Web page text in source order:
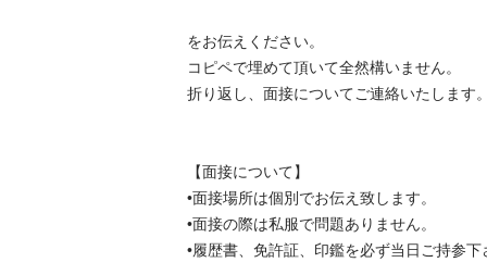
をお伝えください。
コピペで埋めて頂いて全然構いません。
折り返し、面接についてご連絡いたします。
【面接について】
•面接場所は個別でお伝え致します。
•面接の際は私服で問題ありません。
•履歴書、免許証、印鑑を必ず当日ご持参下